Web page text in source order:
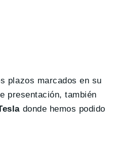
plazos marcados en su
presentación, también
donde hemos podido